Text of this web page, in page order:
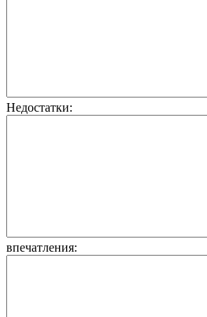
Недостатки:
впечатления: